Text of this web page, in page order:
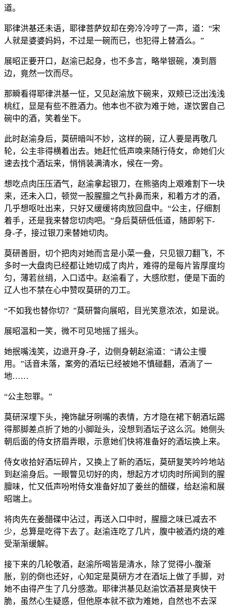
道。
耶律洪基还未语，耶律菩萨奴却在旁冷冷哼了一声，道：“宋
人就是婆婆妈妈，不过是一碗而已，也犯得上替酒么。”
展昭正要开口，赵渝已起身，也不多言，略举银碗，凑到唇
边，竟然一饮而尽。
那瞬看得耶律洪基一怔，又见赵渝放下碗来，双颊已泛出浅浅
桃红，显是有些不胜酒力。他本也不欲为难于她，遂饮罢自己
碗中的酒，笑着坐下。
此时赵渝身后，莫研暗叫不妙，这样的碗，辽人要是再敬几
轮，公主非得横着出去。她赶忙低声唤来随行侍女，命她们火
速去找个酒坛来，悄悄装满清水，候在一旁。
想吃点肉压压酒气，赵渝拿起银刀，在熊骆肉上艰难割下一块
来，还未入口，顿觉一股腥膻之气扑鼻而来，和着方才的酒，
几乎想呕吐出来，只好又缓缓将肉放回盘中。“公主，仔细割
着手，还是我来替您切肉吧。”身后莫研低低道，随即躬下-
身-子，接过银刀来替她切肉。
莫研善厨，切个把肉对她而言是小菜一叠，只见银刀翻飞，不
多时一大盘肉已经都让她切成了肉片，难得的是每片皆厚度均
匀，薄若丝绢，入口适中。赵渝看了，大感欣慰，便是下面的
辽人也不禁在心中赞叹莫研的刀工。
“不如我也替你切？”莫研瞥向展昭，目光笑意浓浓，如是说。
展昭温和一笑，微不可见地摇了摇头。
她抿嘴浅笑，边退开身-子，边侧身朝赵渝道：“请公主慢
用。”话音未落，案旁的酒坛已经被她不慎碰翻，酒淌了一
地……
“公主恕罪。”
莫研深埋下头，掩饰龇牙咧嘴的表情，方才隐在裙下朝酒坛踢
得那脚差点折了她的小脚趾头，没想到酒坛子这么沉。她侧头
朝后面的侍女挤眉弄眼，示意她们快将准备好的酒坛换上来。
侍女收拾好酒坛碎片，又换上了新的酒坛，莫研复笑吟吟地站
到赵渝身后。一眼瞥见切好的肉，想起方才切肉时所闻到的腥
膻味，忙又低声吩咐侍女准备好加了姜丝的醋碟，给赵渝和展
昭端上。
将肉先在姜醋碟中沾过，再送入口中时，腥膻之味已减去不
少，总算是吃得下去了。赵渝连吃了几片，腹中被酒灼烧的难
受渐渐缓解。
接下来的几轮敬酒，赵渝所喝皆是清水，除了觉得小-腹渐
胀，别的倒也还好，心知定是莫研方才在酒坛上做了手脚，对
她不由得产生了几分感激。耶律洪基见赵渝饮酒甚是爽快干
脆，虽然心生疑惑，但他原本就不欲为难她，自然也不去深